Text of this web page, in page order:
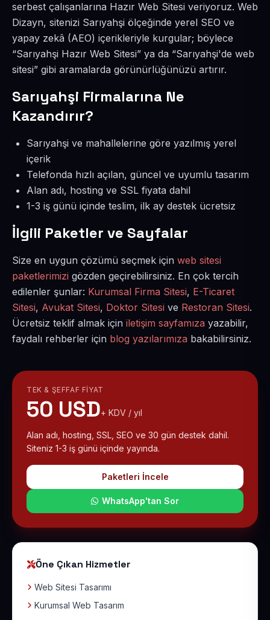
serbest çalışanlarına Hazır Web Sitesi veriyoruz. Web
Dizayn, sitenizi Sarıyahşi ölçeğinde yerel SEO ve
yapay zekâ (AEO) içerikleriyle kurgular; böylece
“Sarıyahşi Hazır Web Sitesi” ya da “Sarıyahşi'de web
sitesi” gibi aramalarda görünürlüğünüzü artırır.
Sarıyahşi Firmalarına Ne
Kazandırır?
Sarıyahşi ve mahallelerine göre yazılmış yerel
içerik
Telefonda hızlı açılan, güncel ve uyumlu tasarım
Alan adı, hosting ve SSL fiyata dahil
1-3 iş günü içinde teslim, ilk ay destek ücretsiz
İlgili Paketler ve Sayfalar
Size en uygun çözümü seçmek için web sitesi
paketlerimizi gözden geçirebilirsiniz. En çok tercih
edilenler şunlar: Kurumsal Firma Sitesi, E-Ticaret
Sitesi, Avukat Sitesi, Doktor Sitesi ve Restoran Sitesi.
Ücretsiz teklif almak için iletişim sayfamıza yazabilir,
faydalı rehberler için blog yazılarımıza bakabilirsiniz.
TEK & ŞEFFAF FIYAT
50 USD+ KDV / yıl
Alan adı, hosting, SSL, SEO ve 30 gün destek dahil.
Siteniz 1-3 iş günü içinde yayında.
Paketleri İncele
WhatsApp'tan Sor
Öne Çıkan Hizmetler
Web Sitesi Tasarımı
Kurumsal Web Tasarım